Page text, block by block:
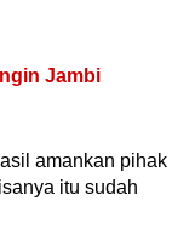
Jambi
amankan pihak
itu sudah